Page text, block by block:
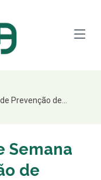
Prevenção de...
Semana
de